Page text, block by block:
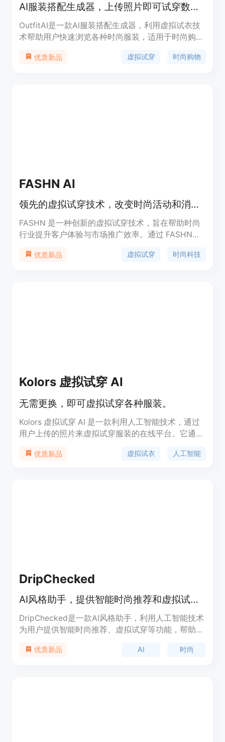
AI服装搭配生成器，上传照片即可试穿数不尽时尚服装。
OutfitAI是一款AI服装搭配生成器，利用虚拟试衣技
术帮助用户快速浏览各种时尚服装，适用于时尚购
购物时间并帮助用户发现新款式。定位于时尚爱好者
优质新品 虚拟试穿 时尚购物
FASHN AI
领先的虚拟试穿技术，改变时尚活动和消费者体验。
FASHN 是一种创新的虚拟试穿技术，旨在帮助时尚
行业提升客户体验与市场推广效率。通过 FASHN，
及零售商更好地展示服装。该平台支持无需复杂训练
优质新品 虚拟试穿 时尚科技
Kolors 虚拟试穿 AI
无需更换，即可虚拟试穿各种服装。
Kolors 虚拟试穿 AI 是一款利用人工智能技术，通过
用户上传的照片来虚拟试穿服装的在线平台。它通过
术，为用户提供逼真的服装试穿效果。该产品不仅改
优质新品 虚拟试衣 人工智能
DripChecked
AI风格助手，提供智能时尚推荐和虚拟试穿，帮助改变穿衣风格。
DripChecked是一款AI风格助手，利用人工智能技术
为用户提供智能时尚推荐、虚拟试穿等功能，帮助用
定位于个人时尚风格改善。
优质新品 AI 时尚